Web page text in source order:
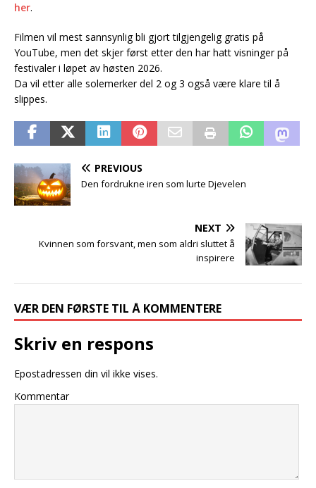
her.
Filmen vil mest sannsynlig bli gjort tilgjengelig gratis på
YouTube, men det skjer først etter den har hatt visninger på
festivaler i løpet av høsten 2026.
Da vil etter alle solemerker del 2 og 3 også være klare til å
slippes.
PREVIOUS
Den fordrukne iren som lurte Djevelen
NEXT
Kvinnen som forsvant, men som aldri sluttet å
inspirere
VÆR DEN FØRSTE TIL Å KOMMENTERE
Skriv en respons
Epostadressen din vil ikke vises.
Kommentar